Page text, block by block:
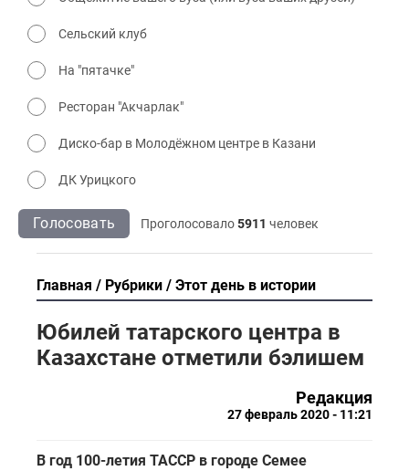
Сельский клуб
На "пятачке"
Ресторан "Акчарлак"
Диско-бар в Молодёжном центре в Казани
ДК Урицкого
Голосовать Проголосовало5911 человек
Главная Рубрики Этот день в истории
Юбилей татарского центра в
Казахстане отметили бэлишем
Редакция
27 февраль 2020 - 11:21
В год 100-летия ТАССР в городе Семее